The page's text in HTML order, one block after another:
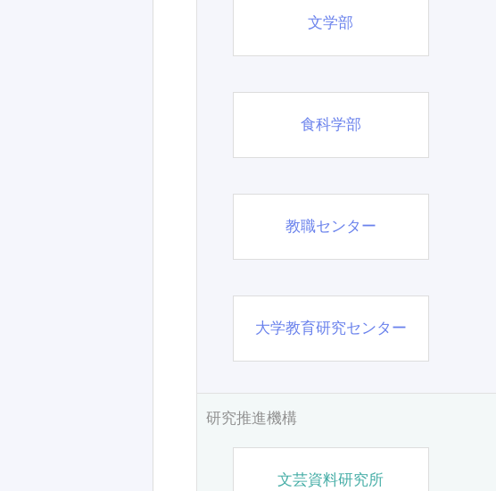
文学部
食科学部
教職センター
大学教育研究センター
研究推進機構
文芸資料研究所